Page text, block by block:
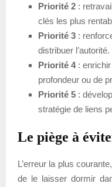
Priorité 2 :
clés les plus
Priorité 3 :
distribuer l’autorité.
Priorité 4: enrichir
profondeur ou de
Priorité 5 :
stratégie de liens
Le piège à
L’erreur la plus
de le laisser dormir